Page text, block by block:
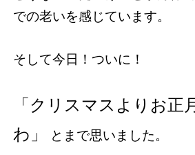
での老いを感じています。
そして今日！ついに！
「クリスマスよりお正
わ」
とまで思いました。